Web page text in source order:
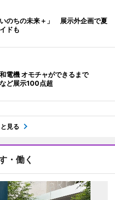
のちの未来＋」 展示外企画で夏
ドも
電機 オモチャができるまで
ど展示100点超
見る
・働く